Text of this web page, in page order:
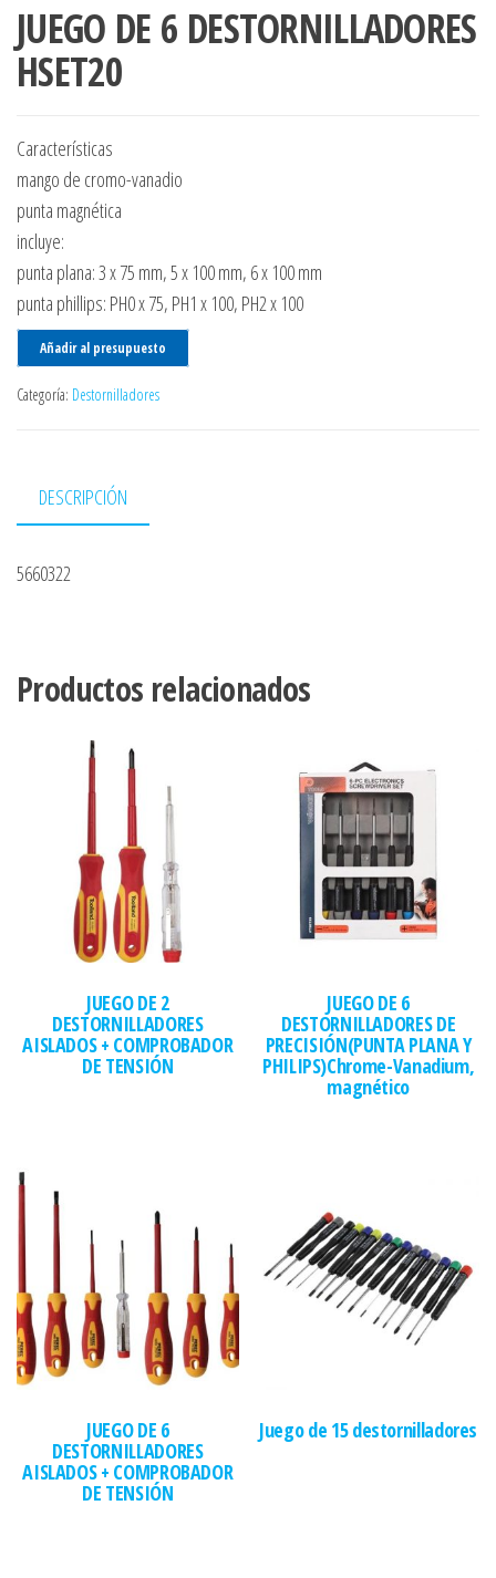
JUEGO DE 6 DESTORNILLADORES
HSET20
Características
mango de cromo-vanadio
punta magnética
incluye:
punta plana: 3 x 75 mm, 5 x 100 mm, 6 x 100 mm
punta phillips: PH0 x 75, PH1 x 100, PH2 x 100
Añadir al presupuesto
Categoría: Destornilladores
DESCRIPCIÓN
5660322
Productos relacionados
JUEGO DE 2
DESTORNILLADORES
AISLADOS + COMPROBADOR
DE TENSIÓN
JUEGO DE 6
DESTORNILLADORES DE
PRECISIÓN(PUNTA PLANA Y
PHILIPS)Chrome-Vanadium,
magnético
JUEGO DE 6
DESTORNILLADORES
AISLADOS + COMPROBADOR
DE TENSIÓN
Juego de 15 destornilladores